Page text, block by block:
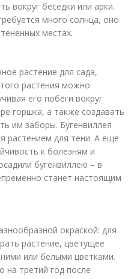
вокруг беседки или арки.
много солнца, оно
местах.
растение для сада,
растения можно
его побеги вокруг
горшка, а также создавать
им заборы. Бугенвиллея
растением для тени. А еще
к болезням и
бугенвиллею – в
станет настоящим
окраской: для
растение, цветущее
или белыми цветками.
на третий год после